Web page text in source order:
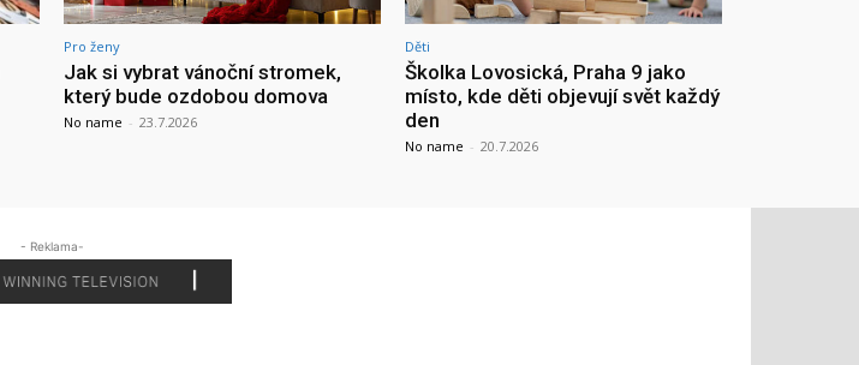
Pro ženy
Jak si vybrat vánoční stromek,
který bude ozdobou domova
No name - 23.7.2026
Děti
Školka Lovosická, Praha 9 jako
místo, kde děti objevují svět každý
den
No name - 20.7.2026
- Reklama-